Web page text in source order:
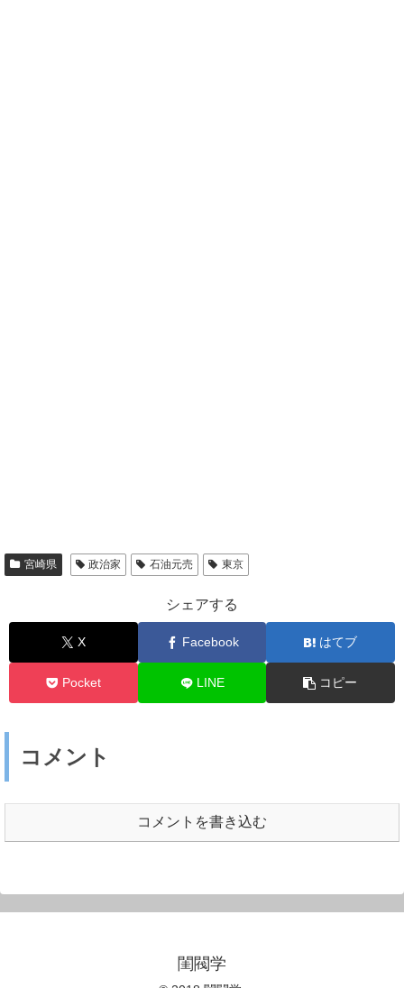
宮崎県 政治家 石油元売 東京
シェアする
X Facebook はてブ
Pocket LINE コピー
コメント
コメントを書き込む
閨閥学